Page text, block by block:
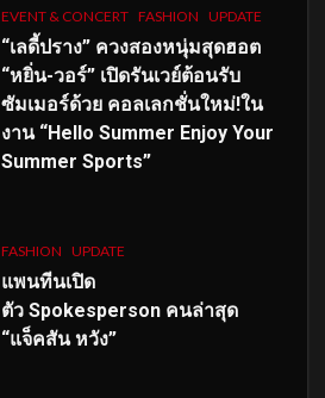
EVENT & CONCERT FASHION UPDATE
“เลดี้ปราง” ควงสองหนุ่มสุดฮอต
“หยิ่น-วอร์” เปิดรันเวย์ต้อนรับ
ซัมเมอร์ด้วย คอลเลกชั่นใหม่!ใน
งาน “Hello Summer Enjoy Your
Summer Sports”
FASHION UPDATE
แพนทีนเปิด
ตัว Spokesperson คนล่าสุด
“แจ็คสัน หวัง”